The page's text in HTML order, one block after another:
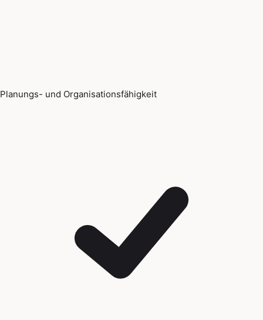
Planungs- und Organisationsfähigkeit